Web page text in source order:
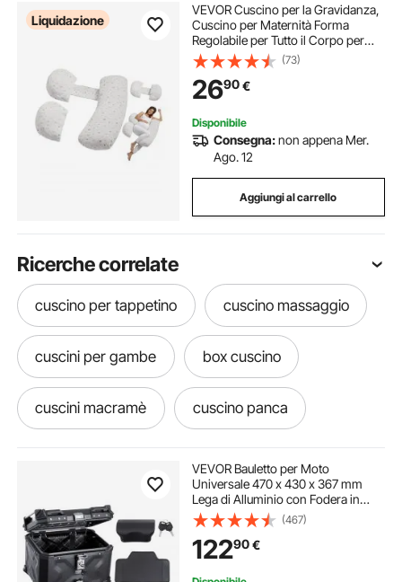
Liquidazione
VEVOR Cuscino per la Gravidanza,
Cuscino per Maternità Forma
Regolabile per Tutto il Corpo per
Donne Incinte, Supporto per la
Gravidanza Morbido Traspirante
con Fodera Rimovibile e Lavabile
(73)
2690€
Disponibile
Consegna:non appena Mer.
Ago. 12
Aggiungi al carrello
Ricerche correlate
cuscino per tappetino cuscino massaggio
cuscini per gambe box cuscino
cuscini macramè cuscino panca
cuscino per amaca
cuscini pickup cuscino per amaca sospesa
amaca cuscini cuscino vibrante
VEVOR Bauletto per Moto
Universale 470 x 430 x 367 mm
Lega di Alluminio con Fodera in
Pelle, Bauletto per Moto Staccabile
Impermeabile 55 L con Serratura e
Cuscino Posteriore, Bauletto per
Moto, Nero
(467)
12290€